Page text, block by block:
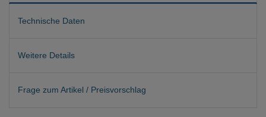
Technische Daten
Weitere Details
Frage zum Artikel / Preisvorschlag